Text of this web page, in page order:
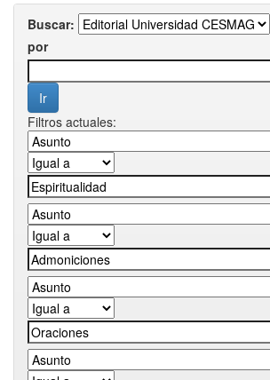
Buscar:
por
Filtros actuales: